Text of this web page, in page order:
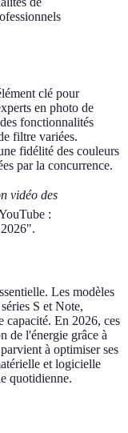
clé pour
en photo de
fonctionnalités
filtre variées.
fidélité des couleurs
par la concurrence.
vidéo des
:
Les modèles
S et Note,
capacité. En 2026, ces
de l'énergie grâce à
à optimiser ses
et logicielle
quotidienne.